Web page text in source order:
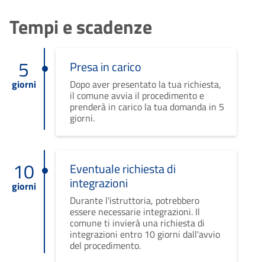
Tempi e scadenze
5
giorni
Presa in carico
Dopo aver presentato la tua richiesta,
il comune avvia il procedimento e
prenderà in carico la tua domanda in 5
giorni.
10
giorni
Eventuale richiesta di
integrazioni
Durante l'istruttoria, potrebbero
essere necessarie integrazioni. Il
comune ti invierà una richiesta di
integrazioni entro 10 giorni dall'avvio
del procedimento.